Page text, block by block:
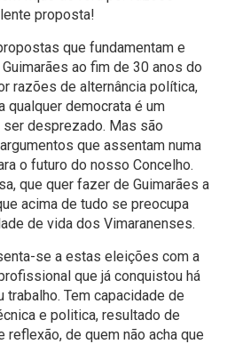
proposta!
que fundamentam e
ao fim de 30 anos do
razões de alternância política,
qualquer democrata é um
desprezado. Mas são
que assentam numa
o futuro do nosso Concelho.
que quer fazer de Guimarães a
acima de tudo se preocupa
de vida dos Vimaranenses.
se a estas eleições com a
que já conquistou há
Tem capacidade de
e politica, resultado de
de quem não acha que